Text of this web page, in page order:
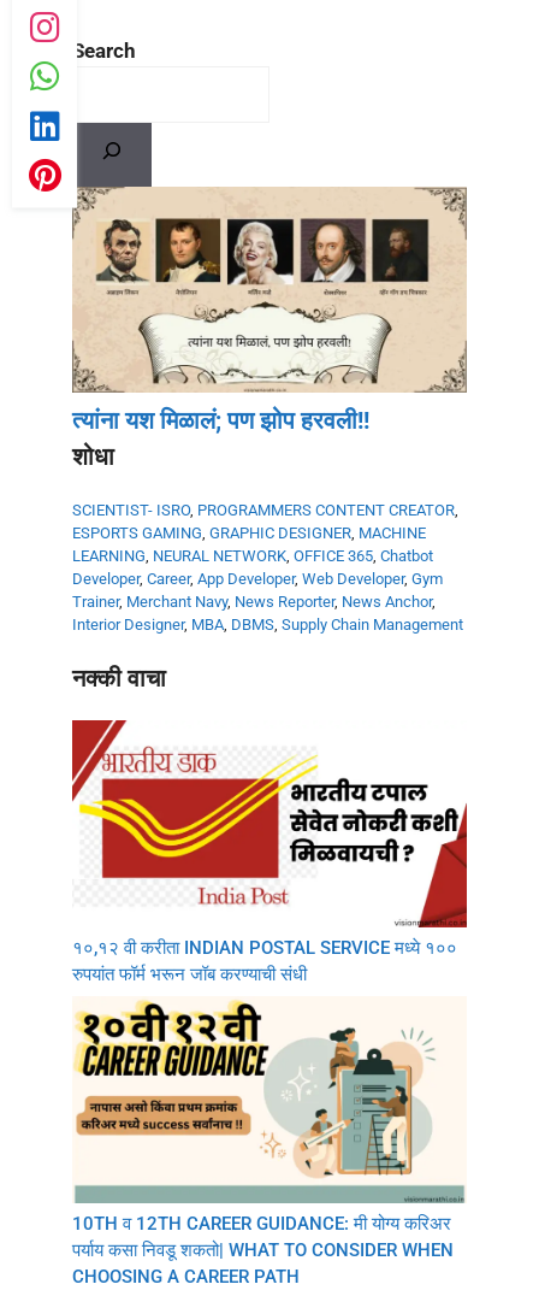
Search
त्यांना यश मिळालं; पण झोप हरवली!!
शोधा
SCIENTIST- ISRO, PROGRAMMERS CONTENT CREATOR,
ESPORTS GAMING, GRAPHIC DESIGNER, MACHINE
LEARNING, NEURAL NETWORK, OFFICE 365, Chatbot
Developer, Career, App Developer, Web Developer, Gym
Trainer, Merchant Navy, News Reporter, News Anchor,
Interior Designer, MBA, DBMS, Supply Chain Management
नक्की वाचा
१०,१२ वी करीता INDIAN POSTAL SERVICE मध्ये १००
रुपयांत फॉर्म भरून जॉब करण्याची संधी
10TH व 12TH CAREER GUIDANCE: मी योग्य करिअर
पर्याय कसा निवडू शकतो| WHAT TO CONSIDER WHEN
CHOOSING A CAREER PATH